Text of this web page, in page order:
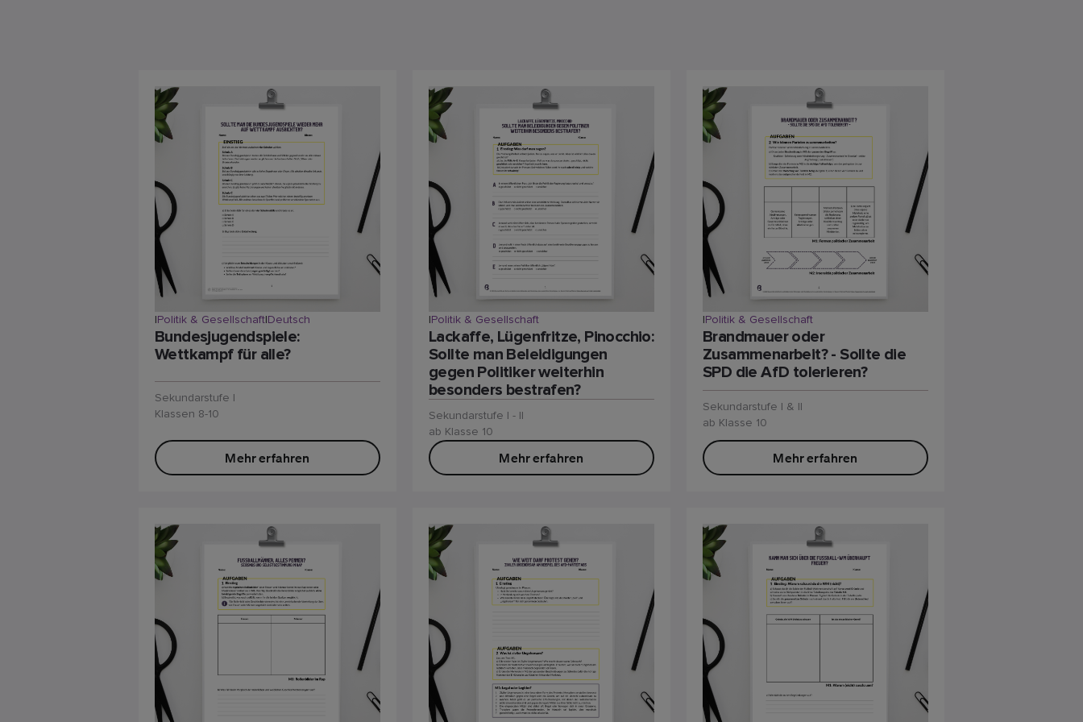
|Politik & Gesellschaft|Deutsch
Bundesjugendspiele:
Wettkampf für alle?
Sekundarstufe I
Klassen 8-10
Mehr erfahren
|Politik & Gesellschaft
Lackaffe, Lügenfritze, Pinocchio:
Sollte man Beleidigungen
gegen Politiker weiterhin
besonders bestrafen?
Sekundarstufe I - II
ab Klasse 10
Mehr erfahren
|Politik & Gesellschaft
Brandmauer oder
Zusammenarbeit? - Sollte die
SPD die AfD tolerieren?
Sekundarstufe I & II
ab Klasse 10
Mehr erfahren